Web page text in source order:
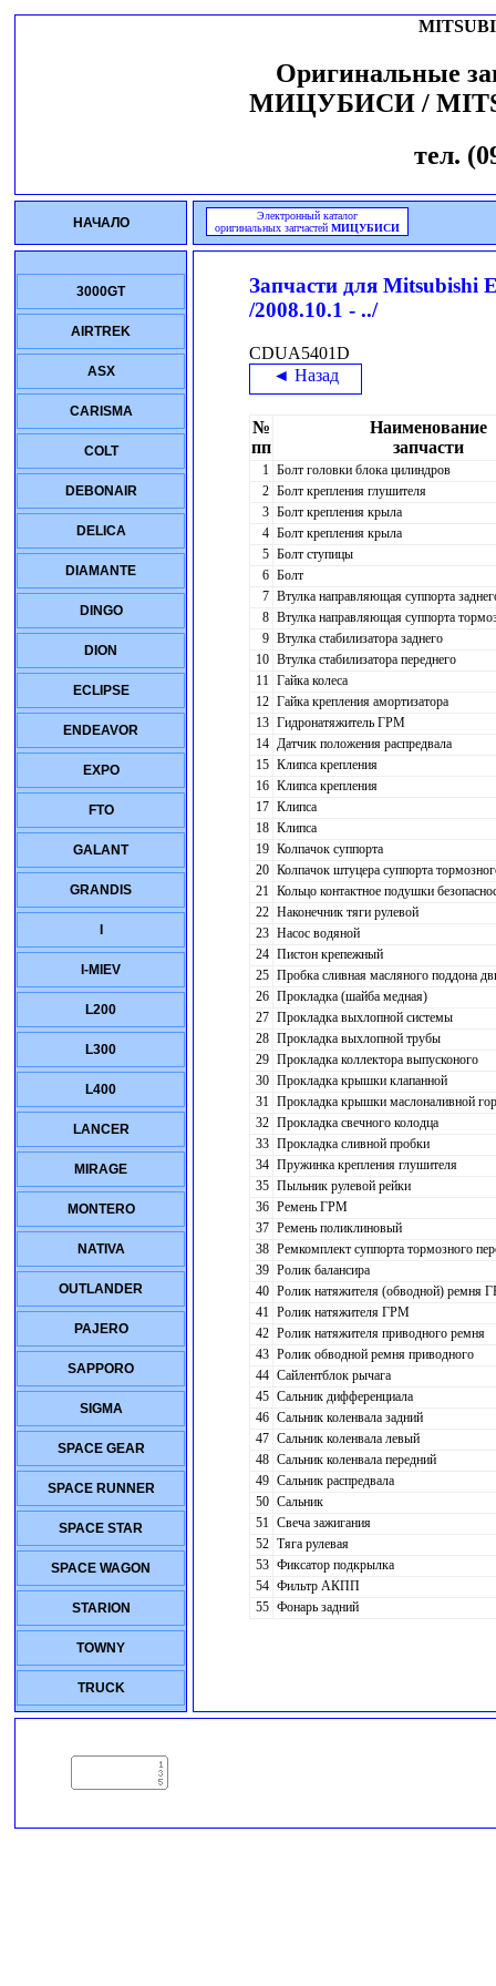
Оригинальные
МИЦУБИСИ /
тел.
НАЧАЛО
Электронный каталог
оригинальных запчастей МИЦУБИСИ
3000GT
AIRTREK
ASX
CARISMA
COLT
DEBONAIR
DELICA
DIAMANTE
DINGO
DION
ECLIPSE
ENDEAVOR
EXPO
FTO
GALANT
GRANDIS
I-MIEV
L200
L300
L400
LANCER
MIRAGE
MONTERO
NATIVA
OUTLANDER
PAJERO
SAPPORO
SIGMA
SPACE GEAR
SPACE RUNNER
SPACE STAR
SPACE WAGON
STARION
TOWNY
TRUCK
Запчасти для Mitsubishi
/2008.10.1 - ../
CDUA5401D
◄ Назад
№
пп
Наименование
запчасти
1
Болт головки блока цилиндров
2 Болт крепления глушителя
3 Болт крепления крыла
4 Болт крепления крыла
5 Болт ступицы
6 Болт
7 Втулка направляющая суппорта
8 Втулка направляющая суппорта
9 Втулка стабилизатора заднего
10 Втулка стабилизатора переднего
11
Гайка колеса
12 Гайка крепления амортизатора
13 Гидронатяжитель ГРМ
14 Датчик положения распредвала
15 Клипса крепления
16 Клипса крепления
17 Клипса
18 Клипса
19 Колпачок суппорта
20 Колпачок штуцера суппорта
21
Кольцо контактное подушки
22 Наконечник тяги рулевой
23 Насос водяной
24 Пистон крепежный
25 Пробка сливная масляного поддона
26 Прокладка (шайба медная)
27 Прокладка выхлопной системы
28 Прокладка выхлопной трубы
29 Прокладка коллектора выпусконого
30 Прокладка крышки клапанной
31
Прокладка крышки маслоналивной
32 Прокладка свечного колодца
33 Прокладка сливной пробки
34 Пружинка крепления глушителя
35 Пыльник рулевой рейки
36 Ремень ГРМ
37 Ремень поликлиновый
38 Ремкомплект суппорта тормозного
39 Ролик балансира
40 Ролик натяжителя (обводной) ремня
41
Ролик натяжителя ГРМ
42 Ролик натяжителя приводного ремня
43 Ролик обводной ремня приводного
44 Сайлентблок рычага
45 Сальник дифференциала
46 Сальник коленвала задний
47 Сальник коленвала левый
48 Сальник коленвала передний
49 Сальник распредвала
50 Сальник
51
Свеча зажигания
52 Тяга рулевая
53 Фиксатор подкрылка
54 Фильтр АКПП
55 Фонарь задний